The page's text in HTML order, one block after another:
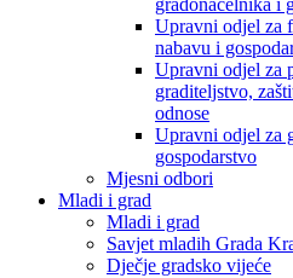
Upravni odjel za
nabavu i
Upravni odjel za
graditeljstvo,
odnose
Upravni odjel za
gospodarstvo
Mjesni odbori
Mladi i grad
Mladi i grad
Savjet mladih Grada
Dječje gradsko vijeće